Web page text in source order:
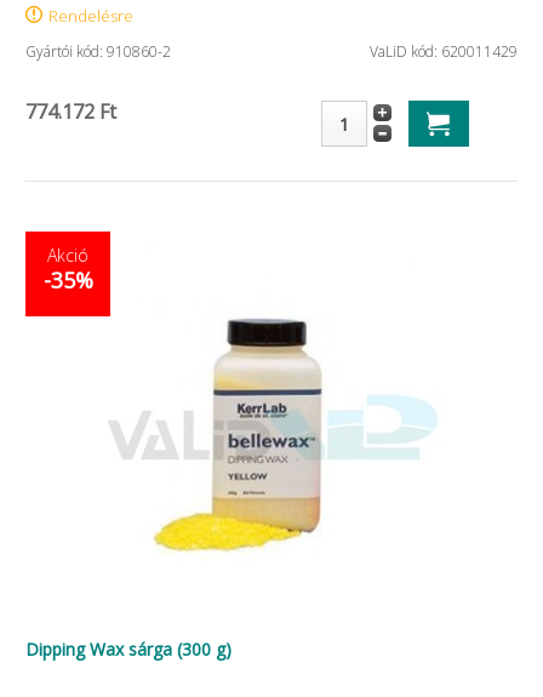
Rendelésre
Gyártói kód: 910860-2 VaLiD kód: 620011429
774.172 Ft
Akció
-35%
Dipping Wax sárga (300 g)